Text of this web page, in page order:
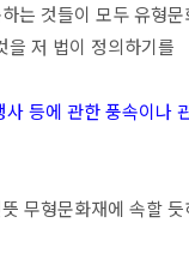
는 것들이 모두 유형
을 저 법이 정의하기를
등에 관한 풍속이나
무형문화재에 속할